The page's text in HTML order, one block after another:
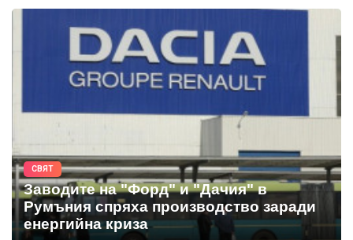
СВЯТ
Заводите на "Форд" и "Дачия" в
Румъния спряха производство заради
енергийна криза